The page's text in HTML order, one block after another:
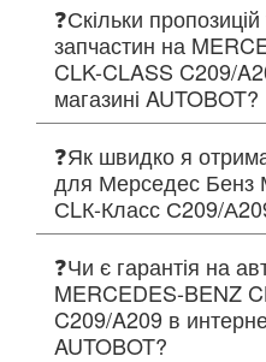
❓Скільки
запчастин на
CLK-CLASS C209/
магазині AUTOBOT?
❓Як швидко я
для Мерседес Бенз
СLК-Класс С209/
❓Чи є гарантія на
MERCEDES-BENZ
C209/A209 в
AUTOBOT?